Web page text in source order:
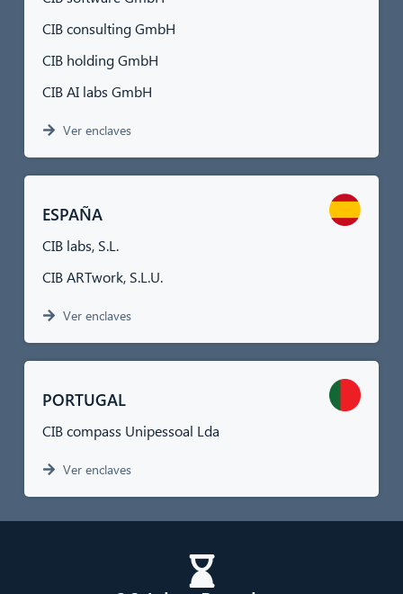
CIB consulting GmbH
CIB holding GmbH
CIB AI labs GmbH
Ver enclaves
ESPAÑA
CIB labs, S.L.
CIB ARTwork, S.L.U.
Ver enclaves
PORTUGAL
CIB compass Unipessoal Lda
Ver enclaves